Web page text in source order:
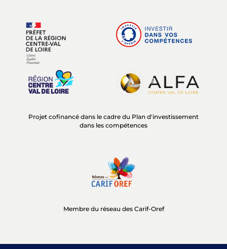
Projet cofinancé dans le cadre du Plan d'investissement
dans les compétences
Membre du réseau des Carif-Oref